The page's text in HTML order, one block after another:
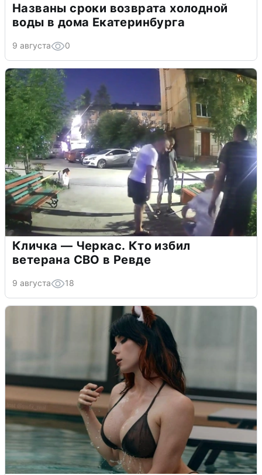
Названы сроки возврата холодной
воды в дома Екатеринбурга
9 августа 0
Кличка — Черкас. Кто избил
ветерана СВО в Ревде
9 августа 18